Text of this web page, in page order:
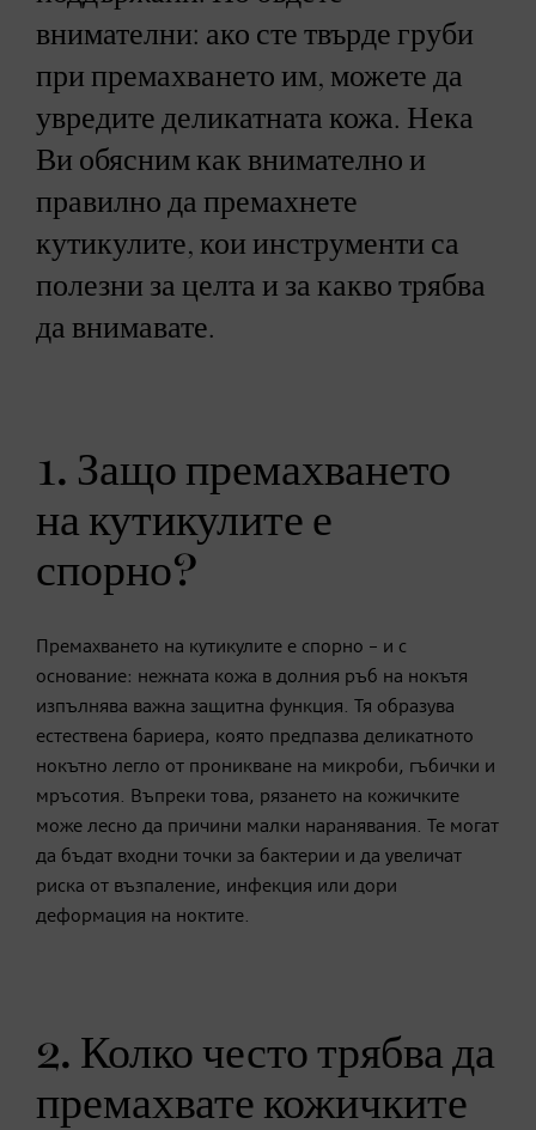
внимателни: ако сте твърде груби
при премахването им, можете да
увредите деликатната кожа. Нека
Ви обясним как внимателно и
правилно да премахнете
кутикулите, кои инструменти са
полезни за целта и за какво трябва
да внимавате.
1. Защо премахването
на кутикулите е
спорно?
Премахването на кутикулите е спорно – и с
основание: нежната кожа в долния ръб на нокътя
изпълнява важна защитна функция. Тя образува
естествена бариера, която предпазва деликатното
нокътно легло от проникване на микроби, гъбички и
мръсотия. Въпреки това, рязането на кожичките
може лесно да причини малки наранявания. Те могат
да бъдат входни точки за бактерии и да увеличат
риска от възпаление, инфекция или дори
деформация на ноктите.
2. Колко често трябва да
премахвате кожичките